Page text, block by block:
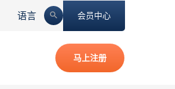
语言 会员中心
马上注册